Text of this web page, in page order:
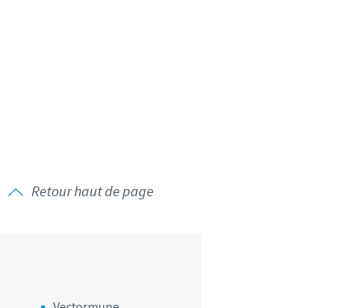
Retour haut de page